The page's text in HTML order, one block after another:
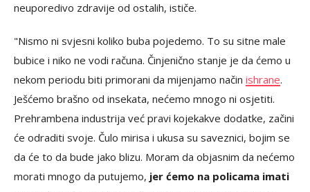
neuporedivo zdravije od ostalih, ističe.
"Nismo ni svjesni koliko buba pojedemo. To su sitne male
bubice i niko ne vodi računa. Činjenično stanje je da ćemo u
nekom periodu biti primorani da mijenjamo način ishrane.
Ješćemo brašno od insekata, nećemo mnogo ni osjetiti.
Prehrambena industrija već pravi kojekakve dodatke, začini
će odraditi svoje. Čulo mirisa i ukusa su saveznici, bojim se
da će to da bude jako blizu. Moram da objasnim da nećemo
morati mnogo da putujemo, jer ćemo na policama imati